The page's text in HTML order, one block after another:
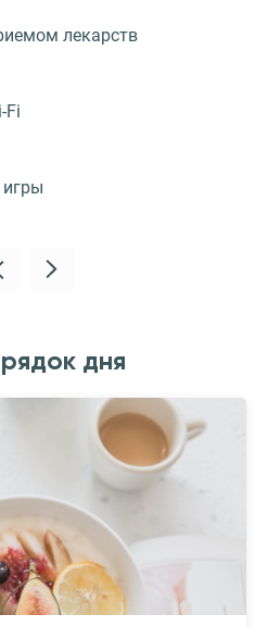
лекарств
Fi
игры
дня